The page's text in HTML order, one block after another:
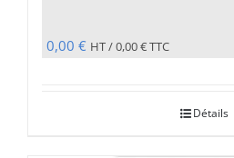
0,00 € HT /0,00€TTC
Détails